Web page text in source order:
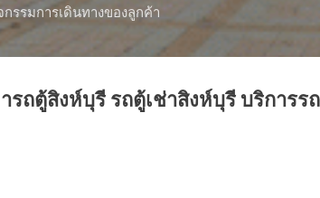
รรมการเดินทางของลูกค้า
รถตู้สิงห์บุรี รถตู้เช่าสิงห์บุรี บริการร